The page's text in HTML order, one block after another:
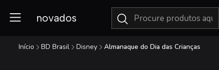
novados
Início BD Brasil Disney Almanaque do Dia das Crianças